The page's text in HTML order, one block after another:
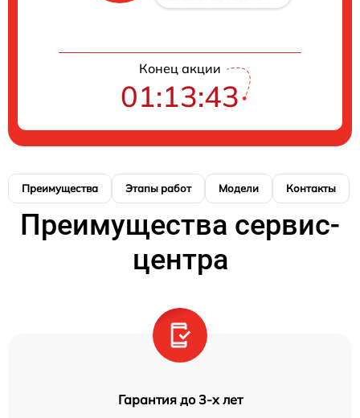
Конец акции
01:13:43
Преимущества Этапы работ Модели Контакты
Преимущества сервис-
центра
Гарантия до 3-х лет